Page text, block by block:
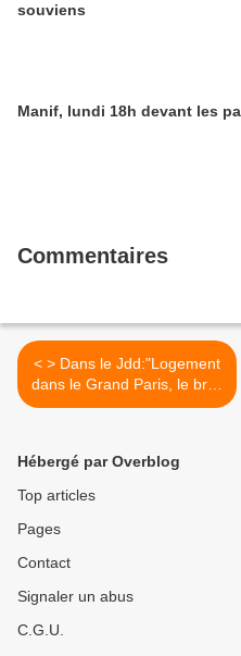
souviens
Manif, lundi 18h devant les
Commentaires
< > Dans le Jdd:"Logement
dans le Grand Paris, le bras
de fer"
Hébergé par Overblog
Top articles
Pages
Contact
Signaler un abus
C.G.U.